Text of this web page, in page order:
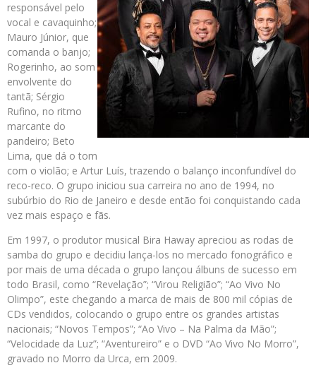
responsável pelo
vocal e cavaquinho;
Mauro Júnior, que
comanda o banjo;
Rogerinho, ao som
envolvente do
tantã; Sérgio
Rufino, no ritmo
marcante do
pandeiro; Beto
Lima, que dá o tom
com o violão; e Artur Luís, trazendo o balanço inconfundível do
reco-reco. O grupo iniciou sua carreira no ano de 1994, no
subúrbio do Rio de Janeiro e desde então foi conquistando cada
vez mais espaço e fãs.
Em 1997, o produtor musical Bira Haway apreciou as rodas de
samba do grupo e decidiu lança-los no mercado fonográfico e
por mais de uma década o grupo lançou álbuns de sucesso em
todo Brasil, como “Revelação”; “Virou Religião”; “Ao Vivo No
Olimpo”, este chegando a marca de mais de 800 mil cópias de
CDs vendidos, colocando o grupo entre os grandes artistas
nacionais; “Novos Tempos”; “Ao Vivo – Na Palma da Mão”;
“Velocidade da Luz”; “Aventureiro” e o DVD “Ao Vivo No Morro”,
gravado no Morro da Urca, em 2009.